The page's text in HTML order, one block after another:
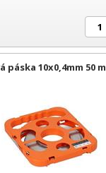
páska 10x0,4mm 50